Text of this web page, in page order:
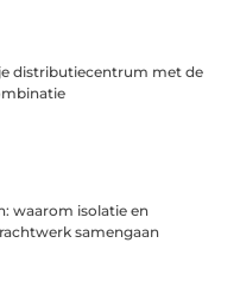
distributiecentrum met de
waarom isolatie en
samengaan